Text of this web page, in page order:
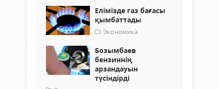
Елімізде газ бағасы
қымбаттады
Экономика
Бозымбаев
бензиннің
арзандауын
түсіндірді